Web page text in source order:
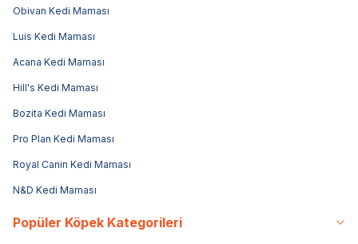
Obivan Kedi Maması
Luis Kedi Maması
Acana Kedi Maması
Hill's Kedi Maması
Bozita Kedi Maması
Pro Plan Kedi Maması
Royal Canin Kedi Maması
N&D Kedi Maması
Popüler Köpek Kategorileri